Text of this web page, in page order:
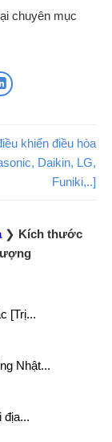
chuyên mục
khiển điều hòa
Daikin, LG,
Funiki,..]
❯ Kích thước
[Trị...
Nhật...
địa...